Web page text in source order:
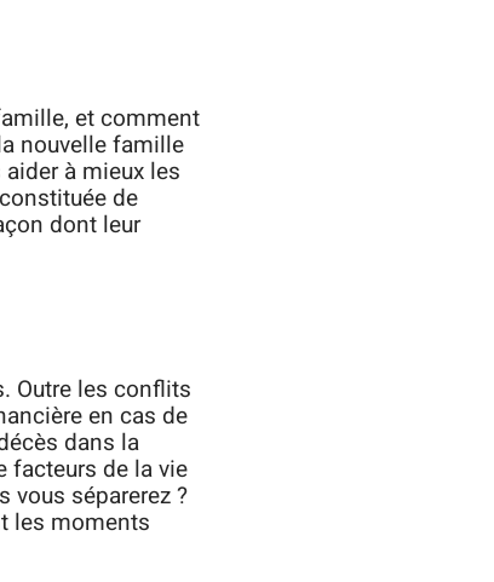
et comment
nouvelle famille
à mieux les
de
dont leur
Outre les conflits
en cas de
dans la
facteurs de la vie
vous séparerez ?
les moments